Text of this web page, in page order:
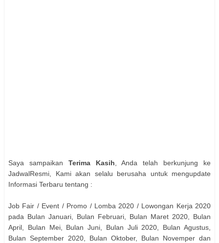
Saya sampaikan Terima Kasih, Anda telah berkunjung ke
JadwalResmi, Kami akan selalu berusaha untuk mengupdate
Informasi Terbaru tentang :
Job Fair / Event / Promo / Lomba 2020 / Lowongan Kerja 2020
pada Bulan Januari, Bulan Februari, Bulan Maret 2020, Bulan
April, Bulan Mei, Bulan Juni, Bulan Juli 2020, Bulan Agustus,
Bulan September 2020, Bulan Oktober, Bulan Novemper dan